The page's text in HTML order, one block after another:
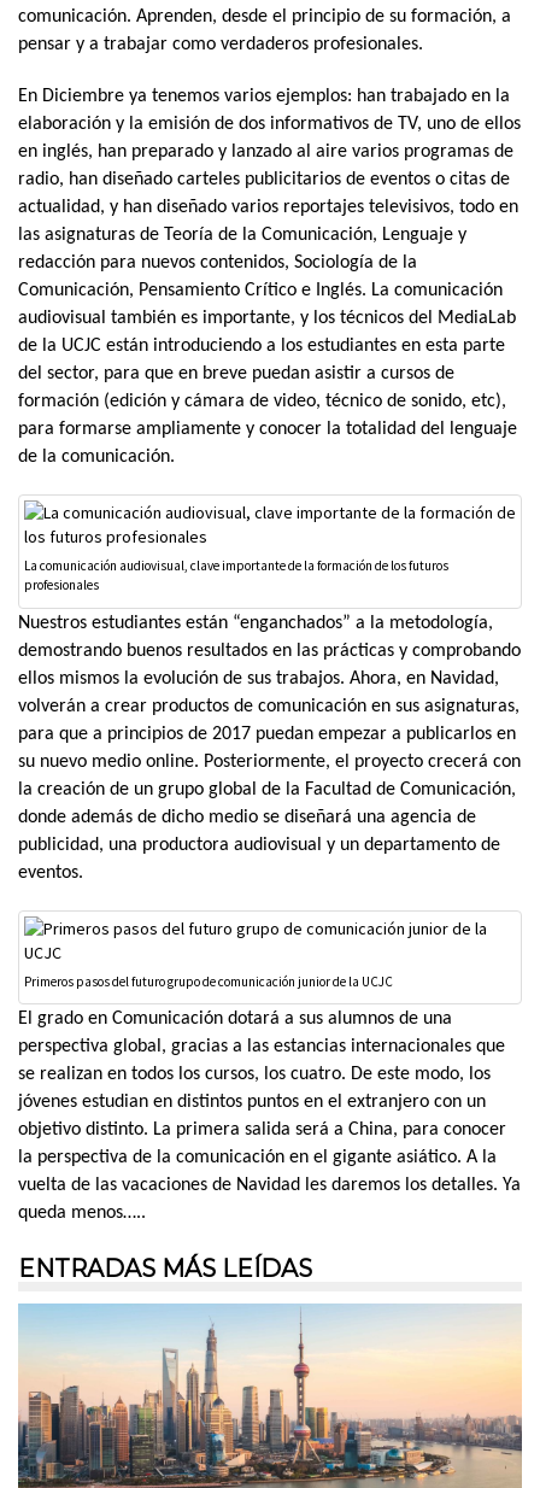
comunicación. Aprenden, desde el principio de su formación, a
pensar y a trabajar como verdaderos profesionales.
En Diciembre ya tenemos varios ejemplos: han trabajado en la
elaboración y la emisión de dos informativos de TV, uno de ellos
en inglés, han preparado y lanzado al aire varios programas de
radio, han diseñado carteles publicitarios de eventos o citas de
actualidad, y han diseñado varios reportajes televisivos, todo en
las asignaturas de Teoría de la Comunicación, Lenguaje y
redacción para nuevos contenidos, Sociología de la
Comunicación, Pensamiento Crítico e Inglés. La comunicación
audiovisual también es importante, y los técnicos del MediaLab
de la UCJC están introduciendo a los estudiantes en esta parte
del sector, para que en breve puedan asistir a cursos de
formación (edición y cámara de video, técnico de sonido, etc),
para formarse ampliamente y conocer la totalidad del lenguaje
de la comunicación.
La comunicación audiovisual, clave importante de la formación de los futuros
profesionales
Nuestros estudiantes están “enganchados” a la metodología,
demostrando buenos resultados en las prácticas y comprobando
ellos mismos la evolución de sus trabajos. Ahora, en Navidad,
volverán a crear productos de comunicación en sus asignaturas,
para que a principios de 2017 puedan empezar a publicarlos en
su nuevo medio online. Posteriormente, el proyecto crecerá con
la creación de un grupo global de la Facultad de Comunicación,
donde además de dicho medio se diseñará una agencia de
publicidad, una productora audiovisual y un departamento de
eventos.
Primeros pasos del futuro grupo de comunicación junior de la UCJC
El grado en Comunicación dotará a sus alumnos de una
perspectiva global, gracias a las estancias internacionales que
se realizan en todos los cursos, los cuatro. De este modo, los
jóvenes estudian en distintos puntos en el extranjero con un
objetivo distinto. La primera salida será a China, para conocer
la perspectiva de la comunicación en el gigante asiático. A la
vuelta de las vacaciones de Navidad les daremos los detalles. Ya
queda menos…..
ENTRADAS MÁS LEÍDAS